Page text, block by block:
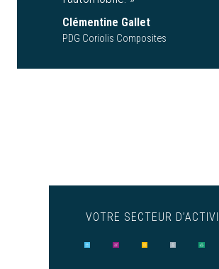
Clémentine Gallet
PDG Coriolis Composites
VOTRE SECTEUR